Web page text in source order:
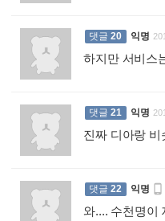
댓글 20 익명
하지만 서비스
댓글 21 익명
진짜 디아랑
댓글 22 익명 
와.... 수천명이